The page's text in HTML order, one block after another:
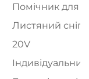
Помічник для
Листяний
20V